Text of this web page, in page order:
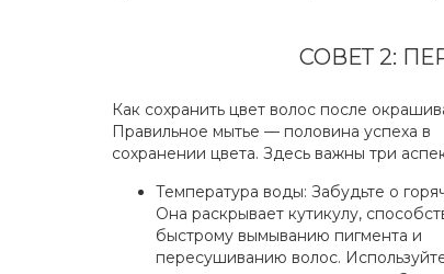
СОВЕТ 2:
Как сохранить цвет волос после
Правильное мытье — половина успеха в
сохранении цвета. Здесь важны три
Температура воды: Забудьте о
Она раскрывает кутикулу,
быстрому вымыванию пигмента и
пересушиванию волос.